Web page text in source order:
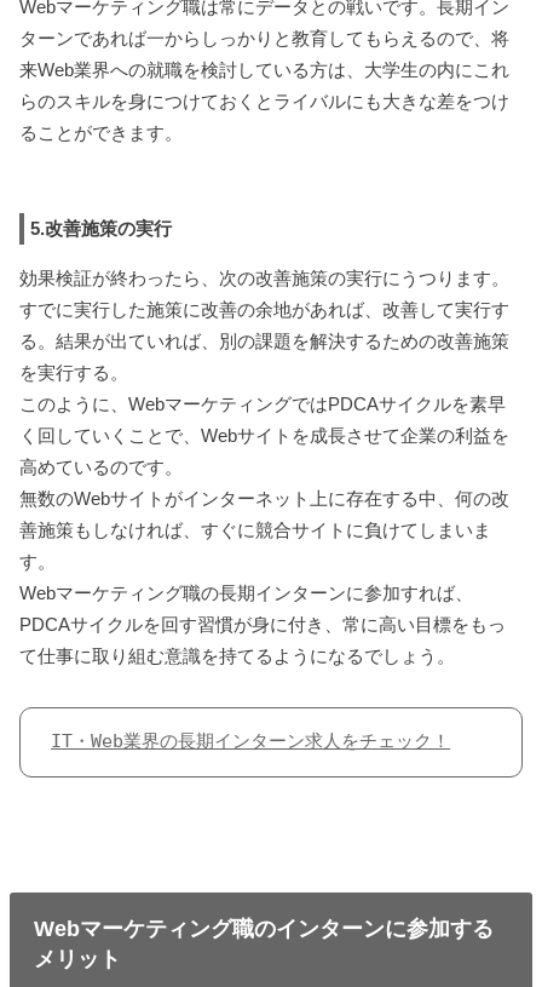
Webマーケティング職は常にデータとの戦いです。長期イン
ターンであれば一からしっかりと教育してもらえるので、将
来Web業界への就職を検討している方は、大学生の内にこれ
らのスキルを身につけておくとライバルにも大きな差をつけ
ることができます。
5.改善施策の実行
効果検証が終わったら、次の改善施策の実行にうつります。
すでに実行した施策に改善の余地があれば、改善して実行す
る。結果が出ていれば、別の課題を解決するための改善施策
を実行する。
このように、WebマーケティングではPDCAサイクルを素早
く回していくことで、Webサイトを成長させて企業の利益を
高めているのです。
無数のWebサイトがインターネット上に存在する中、何の改
善施策もしなければ、すぐに競合サイトに負けてしまいま
す。
Webマーケティング職の長期インターンに参加すれば、
PDCAサイクルを回す習慣が身に付き、常に高い目標をもっ
て仕事に取り組む意識を持てるようになるでしょう。
IT・Web業界の長期インターン求人をチェック！
Webマーケティング職のインターンに参加する
メリット